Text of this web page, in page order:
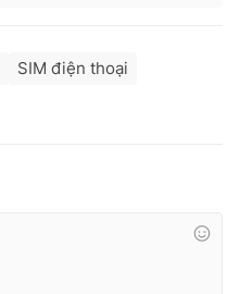
SIM điện thoại